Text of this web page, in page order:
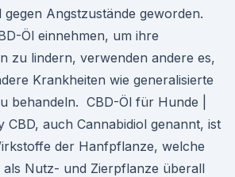
Angstzustände geworden.
Öl einnehmen, um ihre
zu lindern, verwenden andere es,
Krankheiten wie generalisierte
behandeln. ︎ CBD-Öl für Hunde |
CBD, auch Cannabidiol genannt, ist
der Hanfpflanze, welche
Nutz- und Zierpflanze überall